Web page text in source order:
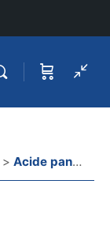
Acide pantoténique | Marilène Perreault – 16 janvier 2018